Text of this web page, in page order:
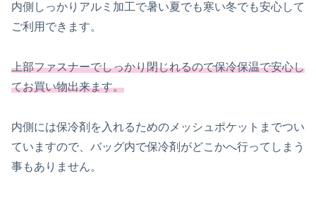
内側しっかりアルミ加工で暑い夏でも寒い冬でも安心して
ご利用できます。
上部ファスナーでしっかり閉じれるので保冷保温で安心し
てお買い物出来ます。
内側には保冷剤を入れるためのメッシュポケットまでつい
ていますので、バッグ内で保冷剤がどこかへ行ってしまう
事もありません。